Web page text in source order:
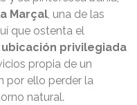
Marçal, una de las
que ostenta el
ubicación privilegiada
propia de un
por ello perder la
natural.